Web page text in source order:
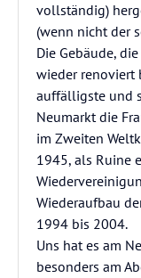
vollständig)
(wenn nicht der
Die Gebäude,
wieder renoviert
auffälligste und
Neumarkt die
im Zweiten
1945, als Ruine
Wiederaufbau
1994 bis 2004.
Uns hat es am
besonders am